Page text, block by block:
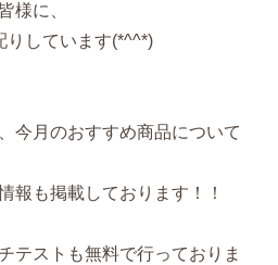
様に、
りしています(*^^*)
今月のおすすめ商品について
報も掲載しております！！
テストも無料で行っておりま